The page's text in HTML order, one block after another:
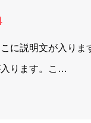
に説明文が入りま
ります。こ…